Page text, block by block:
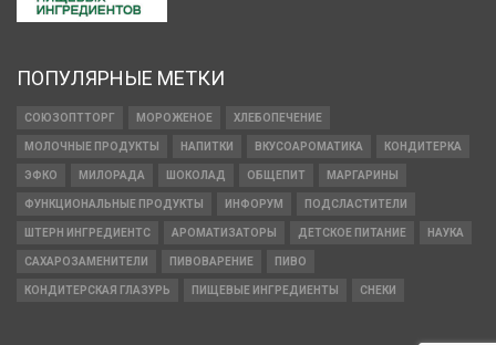
ПОПУЛЯРНЫЕ МЕТКИ
СОЮЗОПТТОРГ МОРОЖЕНОЕ ХЛЕБОПЕЧЕНИЕ
МОЛОЧНЫЕ ПРОДУКТЫ НАПИТКИ ВКУСОАРОМАТИКА КОНДИТЕРКА
ЭФКО МИЛОРАДА ШОКОЛАД ОБЩЕПИТ МАРГАРИНЫ
ФУНКЦИОНАЛЬНЫЕ ПРОДУКТЫ ИНФОРУМ ПОДСЛАСТИТЕЛИ
ШТЕРН ИНГРЕДИЕНТС АРОМАТИЗАТОРЫ ДЕТСКОЕ ПИТАНИЕ НАУКА
САХАРОЗАМЕНИТЕЛИ ПИВОВАРЕНИЕ ПИВО
КОНДИТЕРСКАЯ ГЛАЗУРЬ ПИЩЕВЫЕ ИНГРЕДИЕНТЫ СНЕКИ